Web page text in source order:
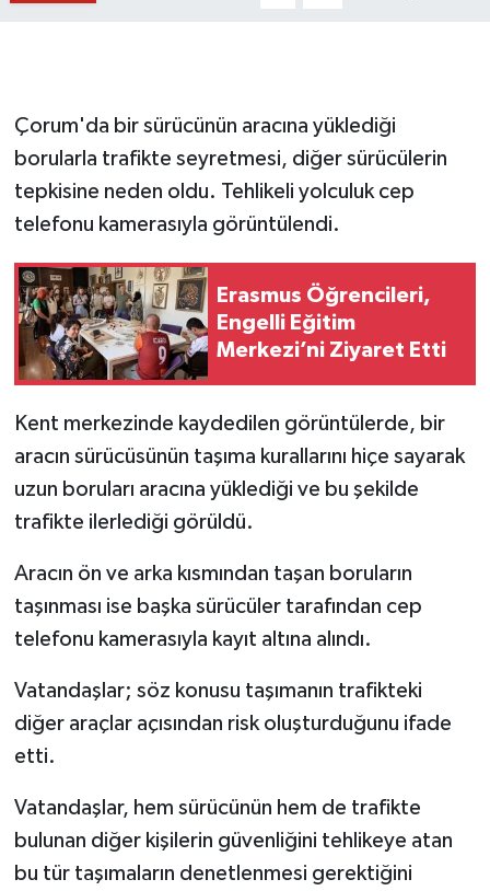
Çorum'da bir sürücünün aracına yüklediği
borularla trafikte seyretmesi, diğer sürücülerin
tepkisine neden oldu. Tehlikeli yolculuk cep
telefonu kamerasıyla görüntülendi.
Erasmus Öğrencileri,
Engelli Eğitim
Merkezi’ni Ziyaret Etti
Kent merkezinde kaydedilen görüntülerde, bir
aracın sürücüsünün taşıma kurallarını hiçe sayarak
uzun boruları aracına yüklediği ve bu şekilde
trafikte ilerlediği görüldü.
Aracın ön ve arka kısmından taşan boruların
taşınması ise başka sürücüler tarafından cep
telefonu kamerasıyla kayıt altına alındı.
Vatandaşlar; söz konusu taşımanın trafikteki
diğer araçlar açısından risk oluşturduğunu ifade
etti.
Vatandaşlar, hem sürücünün hem de trafikte
bulunan diğer kişilerin güvenliğini tehlikeye atan
bu tür taşımaların denetlenmesi gerektiğini